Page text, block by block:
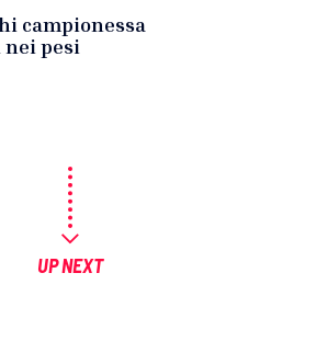
campionessa
nei pesi
UP NEXT